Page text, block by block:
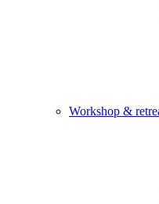
Workshop &